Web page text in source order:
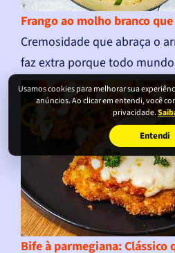
Usamos cookies para melhorar sua
anúncios. Ao clicar em entendi, você
privacidade.
Entendi
Frango ao molho branco
Cremosidade que abraça o
faz extra porque todo
Bife à parmegiana: Clássico